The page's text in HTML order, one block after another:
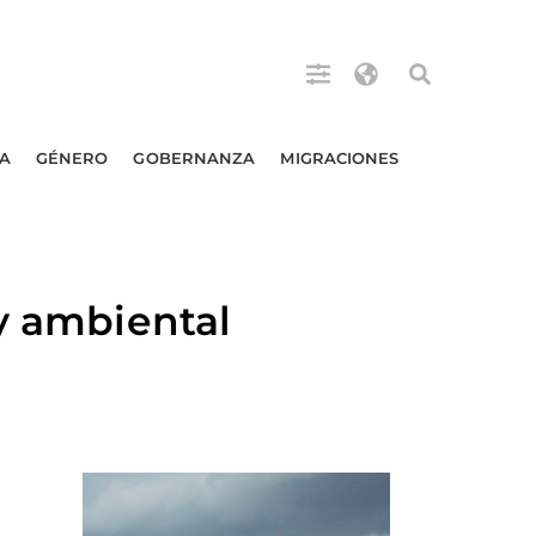
GÉNERO GOBERNANZA MIGRACIONES
ambiental